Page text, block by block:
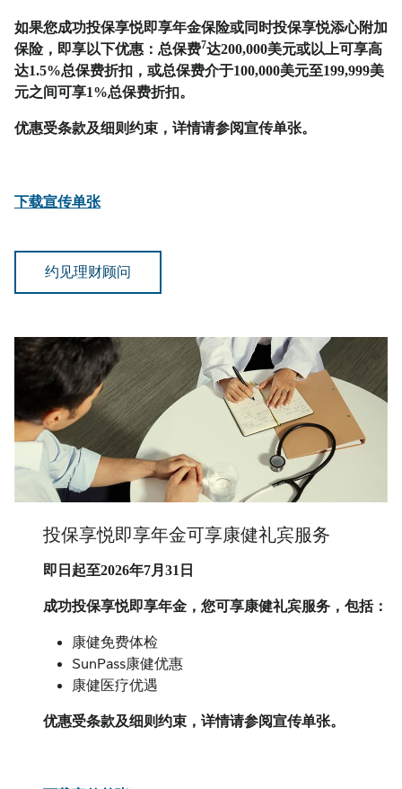
如果您成功投保享悦即享年金保险或同时投保享悦添心附加
保险，即享以下优惠：总保费7达200,000美元或以上可享高
达1.5%总保费折扣，或总保费介于100,000美元至199,999美
元之间可享1%总保费折扣。
优惠受条款及细则约束，详情请参阅宣传单张。
下载宣传单张
约见理财顾问
投保享悦即享年金可享康健礼宾服务
即日起至2026年7月31日
成功投保享悦即享年金，您可享康健礼宾服务，包括：
康健免费体检
SunPass康健优惠
康健医疗优遇
优惠受条款及细则约束，详情请参阅宣传单张。